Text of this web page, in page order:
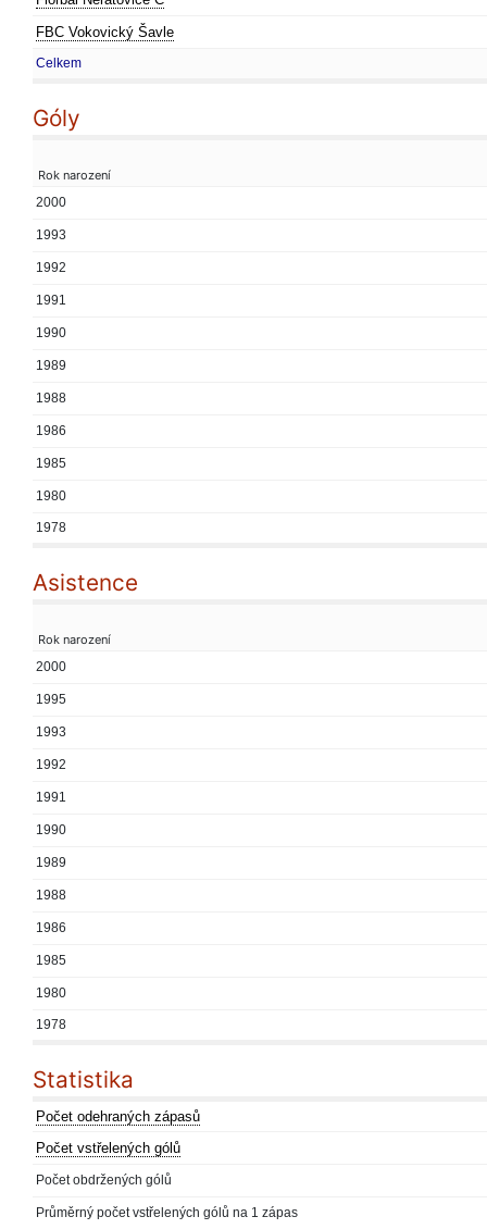
FBC Vokovický Šavle
Celkem
Góly
Rok narození
2000
1993
1992
1991
1990
1989
1988
1986
1985
1980
1978
Asistence
Rok narození
2000
1995
1993
1992
1991
1990
1989
1988
1986
1985
1980
1978
Statistika
Počet odehraných zápasů
Počet vstřelených gólů
Počet obdržených gólů
Průměrný počet vstřelených gólů na 1 zápas